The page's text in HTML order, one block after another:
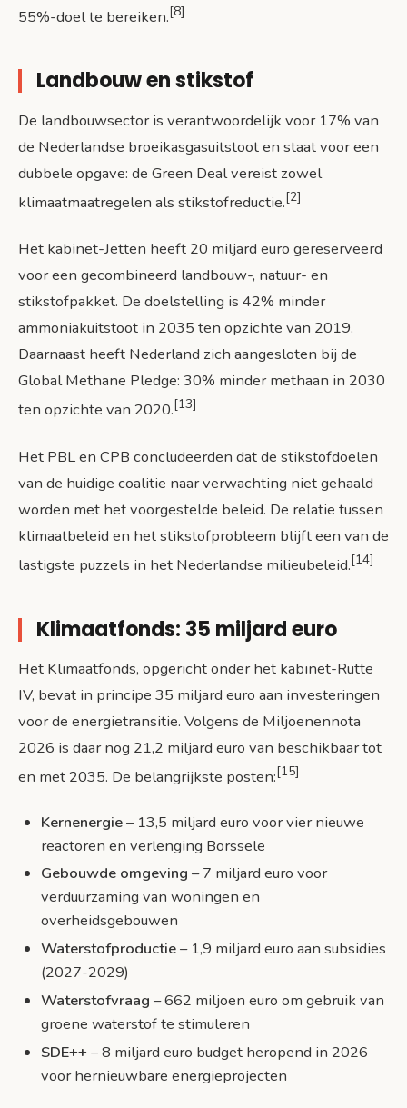
55%-doel te bereiken.[8]
Landbouw en stikstof
De landbouwsector is verantwoordelijk voor 17% van
de Nederlandse broeikasgasuitstoot en staat voor een
dubbele opgave: de Green Deal vereist zowel
klimaatmaatregelen als stikstofreductie.[2]
Het kabinet-Jetten heeft 20 miljard euro gereserveerd
voor een gecombineerd landbouw-, natuur- en
stikstofpakket. De doelstelling is 42% minder
ammoniakuitstoot in 2035 ten opzichte van 2019.
Daarnaast heeft Nederland zich aangesloten bij de
Global Methane Pledge: 30% minder methaan in 2030
ten opzichte van 2020.[13]
Het PBL en CPB concludeerden dat de stikstofdoelen
van de huidige coalitie naar verwachting niet gehaald
worden met het voorgestelde beleid. De relatie tussen
klimaatbeleid en het stikstofprobleem blijft een van de
lastigste puzzels in het Nederlandse milieubeleid.[14]
Klimaatfonds: 35 miljard euro
Het Klimaatfonds, opgericht onder het kabinet-Rutte
IV, bevat in principe 35 miljard euro aan investeringen
voor de energietransitie. Volgens de Miljoenennota
2026 is daar nog 21,2 miljard euro van beschikbaar tot
en met 2035. De belangrijkste posten:[15]
Kernenergie– 13,5 miljard euro voor vier nieuwe
reactoren en verlenging Borssele
Gebouwde omgeving – 7 miljard euro voor
verduurzaming van woningen en
overheidsgebouwen
Waterstofproductie– 1,9 miljard euro aan subsidies
(2027-2029)
Waterstofvraag – 662 miljoen euro om gebruik van
groene waterstof te stimuleren
SDE++ – 8 miljard euro budget heropend in 2026
voor hernieuwbare energieprojecten